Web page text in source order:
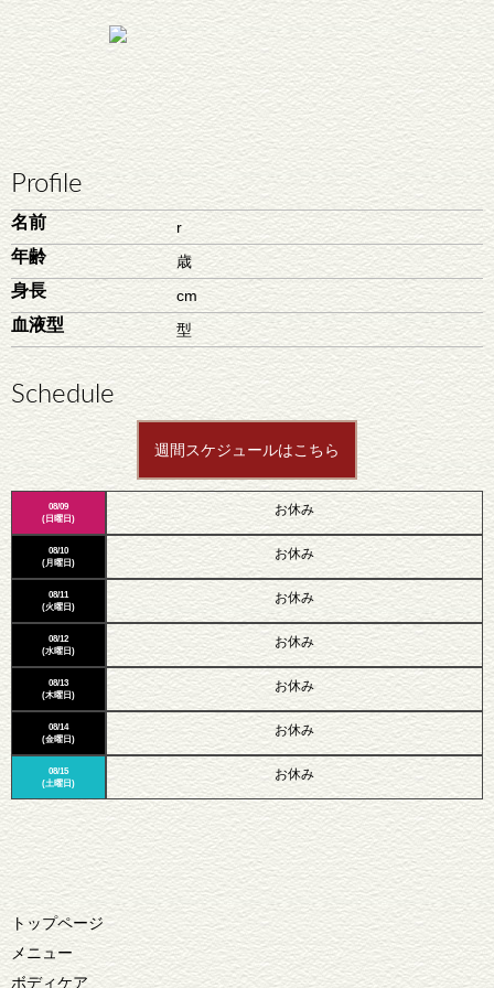
Profile
名前 r
年齢 歳
身長 cm
血液型 型
Schedule
週間スケジュールはこちら
08/09
(日曜日)
08/10
(月曜日)
08/11
(火曜日)
08/12
(水曜日)
08/13
(木曜日)
08/14
(金曜日)
08/15
(土曜日)
お休み
お休み
お休み
お休み
お休み
お休み
お休み
トップページ
メニュー
ボディケア